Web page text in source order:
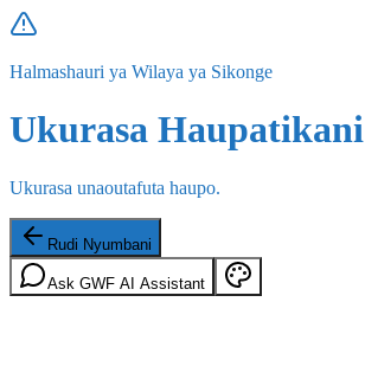
Halmashauri ya Wilaya ya Sikonge
Ukurasa Haupatikani
Ukurasa unaoutafuta haupo.
Rudi Nyumbani
Ask GWF AI Assistant